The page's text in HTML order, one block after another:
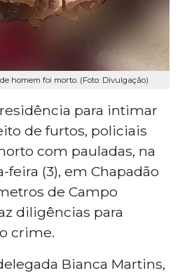
homem foi morto. (Foto: Divulgação)
para intimar
de furtos, policiais
com pauladas, na
feira (3), em Chapadão
de Campo
diligências para
crime.
Bianca Martins,